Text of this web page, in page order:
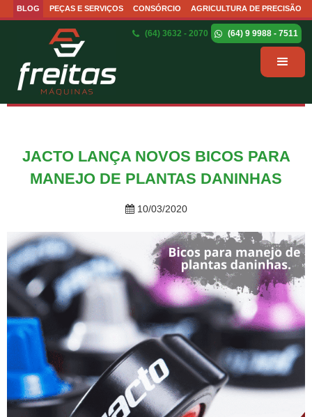
BLOG PEÇAS E SERVIÇOS CONSÓRCIO AGRICULTURA DE PRECISÃO
(64) 3632 - 2070 (64) 9 9988 - 7511
JACTO LANÇA NOVOS BICOS PARA
MANEJO DE PLANTAS DANINHAS
10/03/2020